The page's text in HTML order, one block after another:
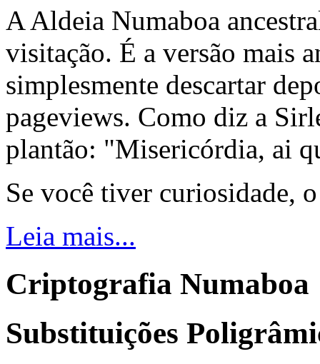
A Aldeia Numaboa
visitação. É a versão mais
simplesmente descartar
pageviews. Como diz a
plantão: "Misericórdia, ai
Se você tiver curiosidade,
Leia mais...
Criptografia Numaboa
Substituições